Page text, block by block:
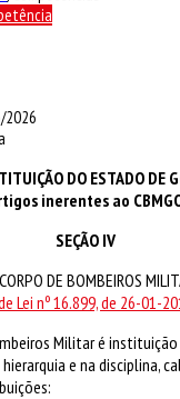
2026
DO ESTADO DE
inerentes ao
SEÇÃO IV
DE BOMBEIROS
Lei nº 16.899, de 26-01-
Militar é
e na disciplina,